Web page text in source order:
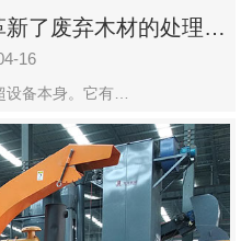
了废弃木材的处理模
16
设备本身。它有…